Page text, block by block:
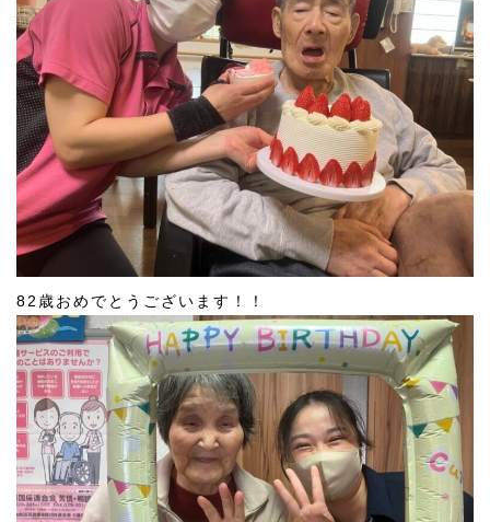
82歳おめでとうございます！！